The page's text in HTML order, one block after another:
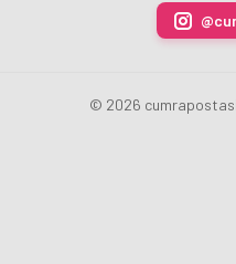
© 2026